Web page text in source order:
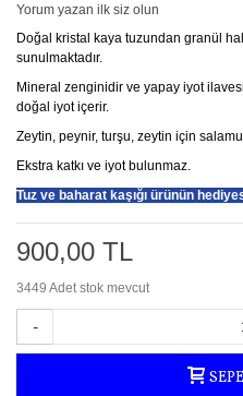
Yorum yazan ilk siz olun
Doğal kristal kaya tuzundan granül
sunulmaktadır.
Mineral zenginidir ve yapay iyot
doğal iyot içerir.
Zeytin, peynir, turşu, zeytin için
Ekstra katkı ve iyot bulunmaz.
Tuz ve baharat kaşığı ürünün
900,00 TL
3449 Adet stok mevcut
-